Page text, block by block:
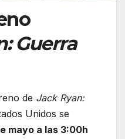
Guerra
de Jack Ryan:
Unidos se
mayo a las 3:00h